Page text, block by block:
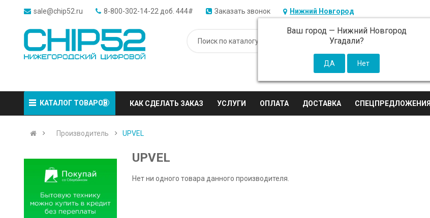
sale@chip52.ru 8-800-302-14-22 доб. 444# Заказать звонок Нижний Новгород
Ваш город — Нижний Новгород
Угадали?
КАТАЛОГ ТОВАРОВ КАК СДЕЛАТЬ ЗАКАЗ УСЛУГИ ОПЛАТА ДОСТАВКА СПЕЦПРЕДЛОЖЕНИЯ
Производитель UPVEL
UPVEL
Нет ни одного товара данного производителя.